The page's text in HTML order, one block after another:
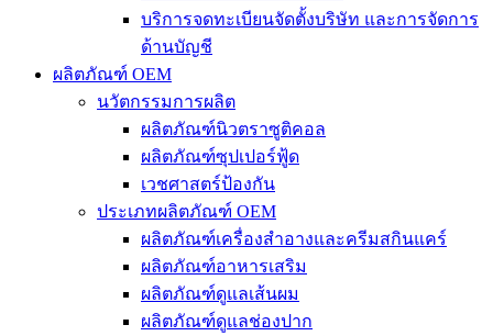
บริการจดทะเบียนจัดตั้งบริษัท และการจัดการ
ด้านบัญชี
ผลิตภัณฑ์ OEM
นวัตกรรมการผลิต
ผลิตภัณฑ์นิวตราซูติคอล
ผลิตภัณฑ์ซุปเปอร์ฟู้ด
เวชศาสตร์ป้องกัน
ประเภทผลิตภัณฑ์ OEM
ผลิตภัณฑ์เครื่องสำอางและครีมสกินแคร์
ผลิตภัณฑ์อาหารเสริม
ผลิตภัณฑ์ดูแลเส้นผม
ผลิตภัณฑ์ดูแลช่องปาก